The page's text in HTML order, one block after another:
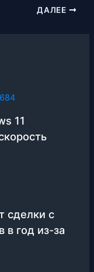
ДАЛЕЕ
11
сделки с
в год из-за